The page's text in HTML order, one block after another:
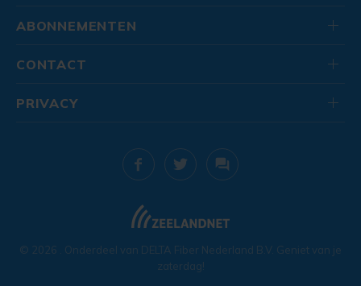
ABONNEMENTEN
CONTACT
© 2026 . Onderdeel van DELTA Fiber Nederland B.V. Geniet van je
zaterdag!
PRIVACY